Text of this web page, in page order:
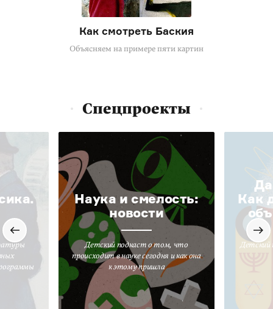
Как смотреть Баския
Объясняем на примере пяти картин
Спецпроекты
Наука и смелость:
новости
Детский подкаст о том, что
происходит в науке сегодня и как она
к этому пришла
Да
Как
Детский